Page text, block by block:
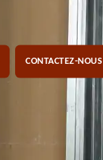
CONTACTEZ-